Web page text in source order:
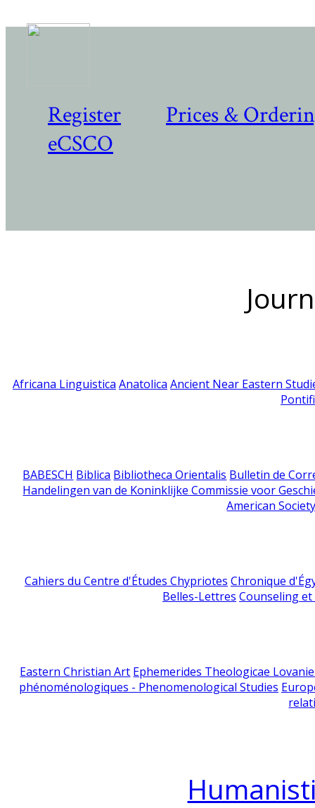
Register
Prices &
eCSCO
Africana Linguistica Anatolica Ancient Near Eastern
BABESCH Biblica Bibliotheca Orientalis Bulletin de
Handelingen van de Koninklijke Commissie voor
American
Cahiers du Centre d'Études Chypriotes Chronique
Belles-Lettres Counseling
Eastern Christian Art Ephemerides Theologicae
phénoménologiques - Phenomenological Studies